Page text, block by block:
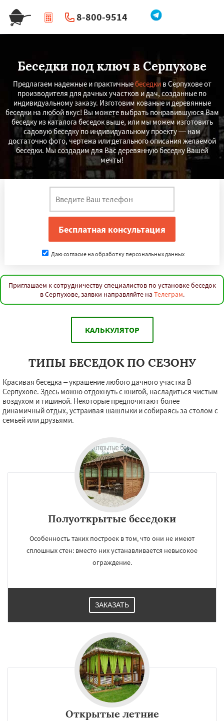
8-800-9514
| Перезвоните мне
Беседки под ключ в Серпухове
Предлагаем надежные и практичныебеседкив Серпухове от
производителя для дачных участков и дач, созданные по
индивидуальному заказу. Изготовим кованые и деревянные
беседки на любой вкус! Вы можете выбрать понравившуюся Вам
беседку из каталога беседок выше, или мы можем изготовить
садовую беседку по индивидуальному проекту — нам
достаточно фото, чертежа или детального описания желаемой
беседки. Мы создадим для Вас деревянную беседку Вашей
мечты!
Даю согласие на обработку персональных данных
Приглашаем к сотрудничеству специалистов по установке беседок
в Серпухове, заявки направляйте на Телеграм.
КАЛЬКУЛЯТОР
ТИПЫ БЕСЕДОК ПО СЕЗОНУ
Красивая беседка – украшение любого дачного участка В
Серпухове. Здесь можно отдохнуть с книгой, насладиться чистым
воздухом и тишиной. Некоторые предпочитают более
динамичный отдых, устраивая шашлыки и собираясь за столом с
семьей или друзьями.
Полуоткрытые беседоки
Особенность таких построек в том, что они не имеют
сплошных стен: вместо них устанавливается невысокое
ограждение.
ЗАКАЗАТЬ
Открытые летние